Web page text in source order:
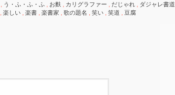
う・ふ・ふ・ふ お麩 カリグラファー だじゃれ, ダジャレ書道
楽しい, 楽書, 楽書家 歌の題名 笑い, 笑道 豆腐